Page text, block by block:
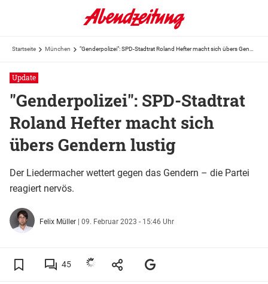
Startseite München
Update
"Genderpolizei": SPD-Stadtrat
Roland Hefter macht sich
übers Gendern lustig
Der Liedermacher wettert gegen das Gendern – die Partei
reagiert nervös.
Felix Müller | 09. Februar 2023 - 15:46 Uhr
45